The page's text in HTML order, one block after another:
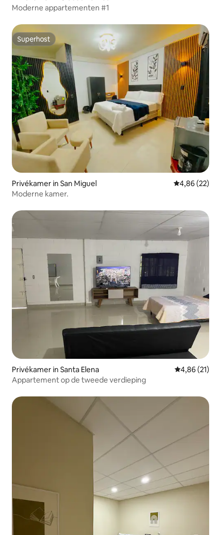
Moderne appartementen #1
Superhost
Superhost
Privékamer in San Miguel Gemiddelde
4,86 (22)
Moderne kamer.
Privékamer in Santa Elena Gemiddelde
4,86 (21)
Appartement op de tweede verdieping